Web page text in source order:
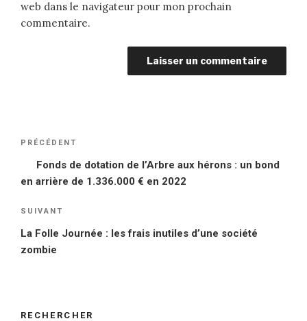
web dans le navigateur pour mon prochain
commentaire.
Navigation
l’article
Article
précédent
PRÉCÉDENT
Fonds de dotation de l’Arbre aux hérons : un bond
en arrière de 1.336.000 € en 2022
Article
suivant
SUIVANT
La Folle Journée : les frais inutiles d’une société
zombie
RECHERCHER